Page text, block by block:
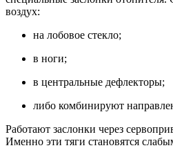
воздух:
на лобовое стекло;
в ноги;
в центральные дефлекторы;
либо комбинируют
Работают заслонки через
Именно эти тяги становятся